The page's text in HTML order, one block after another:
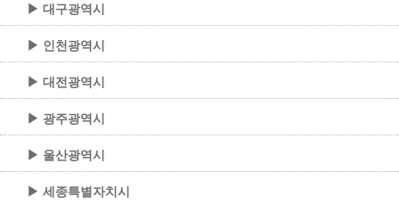
▶ 대구광역시
▶ 인천광역시
▶ 대전광역시
▶ 광주광역시
▶ 울산광역시
▶ 세종특별자치시